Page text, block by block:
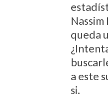
Nassim
queda
a este
si.